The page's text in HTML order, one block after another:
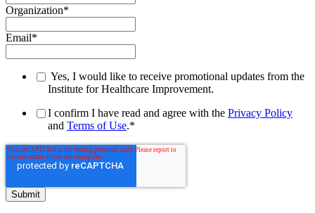
Organization*
Email*
Yes, I would like to receive promotional updates from the
Institute for Healthcare Improvement.
I confirm I have read and agree with the Privacy Policy
and Terms of Use.*